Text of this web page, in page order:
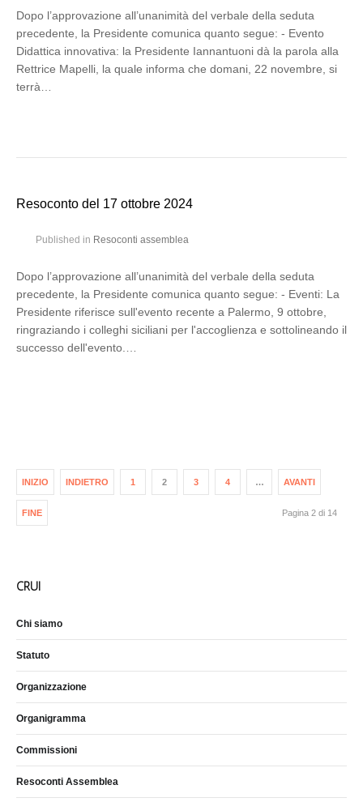
Dopo l’approvazione all’unanimità del verbale della seduta
precedente, la Presidente comunica quanto segue: - Evento
Didattica innovativa: la Presidente Iannantuoni dà la parola alla
Rettrice Mapelli, la quale informa che domani, 22 novembre, si
terrà…
Resoconto del 17 ottobre 2024
Published in Resoconti assemblea
Dopo l’approvazione all’unanimità del verbale della seduta
precedente, la Presidente comunica quanto segue: - Eventi: La
Presidente riferisce sull'evento recente a Palermo, 9 ottobre,
ringraziando i colleghi siciliani per l'accoglienza e sottolineando il
successo dell'evento.…
INIZIO INDIETRO 1 2 3 4 … AVANTI
FINE Pagina 2 di 14
CRUI
Chi siamo
Statuto
Organizzazione
Organigramma
Commissioni
Resoconti Assemblea